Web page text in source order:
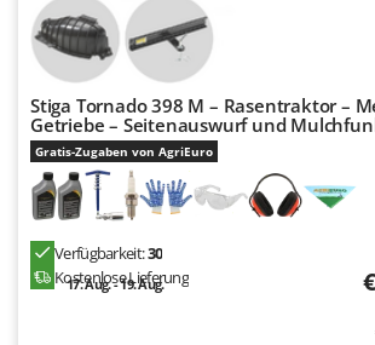
Stiga Tornado 398 M – Rasentraktor –
Getriebe – Seitenauswurf und
Gratis-Zugaben von AgriEuro
Verfügbarkeit:30
Kostenlose Lieferung
17. Aug. - 19. Aug.